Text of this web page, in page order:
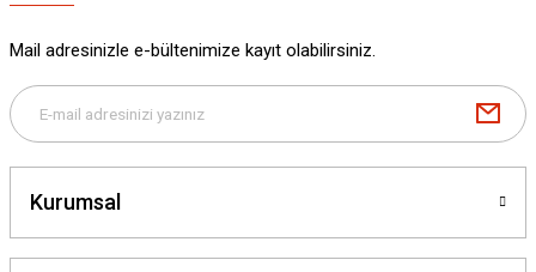
Bu ürüne benzer farklı alternatifler olmalı.
Mail adresinizle e-bültenimize kayıt olabilirsiniz.
Kurumsal